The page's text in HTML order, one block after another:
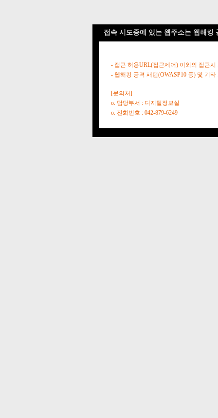
접속 시도중에 있는 웹주소는 웹해킹
- 접근 허용URL(접근제어) 이외의 접근시
- 웹해킹 공격 패턴(OWASP10 등) 및 기
[문의처]
o. 담당부서 : 디지털정보실
o. 전화번호 : 042-879-6249